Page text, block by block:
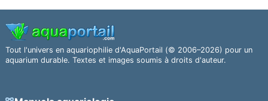
Tout l'univers en aquariophilie d'AquaPortail (© 2006–2026) pour un
aquarium durable. Textes et images soumis à droits d'auteur.